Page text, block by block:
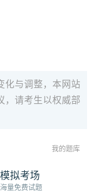
化与调整，本网站
，请考生以权威部
我的题库
模拟考场
海量免费试题